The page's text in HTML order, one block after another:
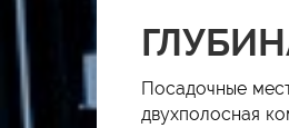
Посадочные
двухполосная